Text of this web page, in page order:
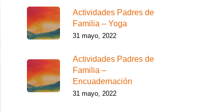
Actividades Padres de
Familia – Yoga
31 mayo, 2022
Actividades Padres de
Familia –
Encuadernación
31 mayo, 2022